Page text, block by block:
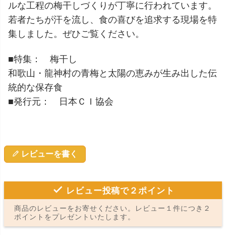
ルな工程の梅干しづくりが丁寧に行われています。
若者たちが汗を流し、食の喜びを追求する現場を特
集しました。ぜひご覧ください。
■特集： 梅干し
和歌山・龍神村の青梅と太陽の恵みが生み出した伝
統的な保存食
■発行元： 日本ＣＩ協会
レビューを書く
レビュー投稿で２ポイント
商品のレビューをお寄せください。レビュー１件につき２
ポイントをプレゼントいたします。